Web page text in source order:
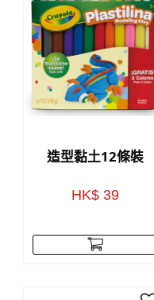
造型黏土12條裝
HK$ 39